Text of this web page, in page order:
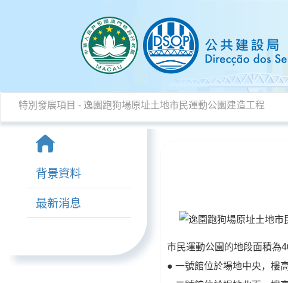
特別發展項目 - 逸園跑狗場原址土地市民運動公園建造工程
背景資料
最新消息
市民運動公園的地段面積為
● 一號館位於場地中央，樓